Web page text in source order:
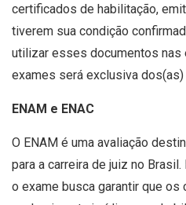
certificados de habilitação,
tiverem sua condição
utilizar esses documentos
exames será exclusiva
ENAM e ENAC
O ENAM é uma avaliação
para a carreira de juiz no
o exame busca garantir que os